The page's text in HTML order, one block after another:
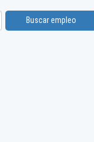
Buscar empleo